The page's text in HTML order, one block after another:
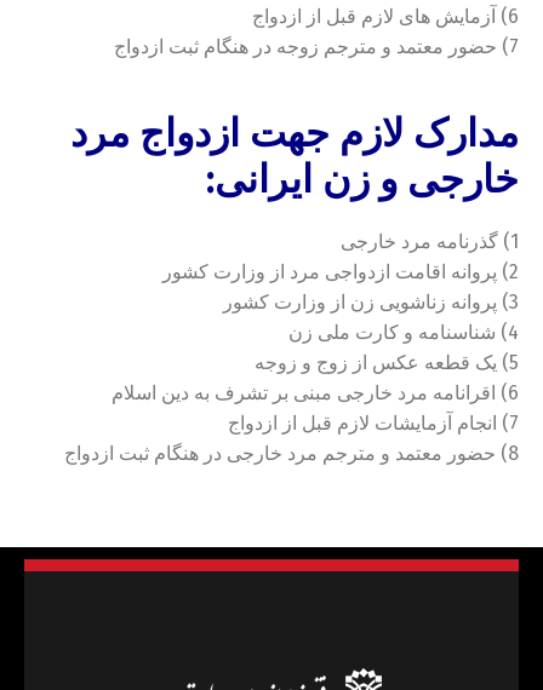
6) آزمایش های لازم قبل از ازدواج
7) حضور معتمد و مترجم زوجه در هنگام ثبت ازدواج
مدارک لازم جهت ازدواج مرد
خارجی و زن ایرانی:
1) گذرنامه مرد خارجی
2) پروانه اقامت ازدواجی مرد از وزارت کشور
3) پروانه زناشویی زن از وزارت کشور
4) شناسنامه و کارت ملی زن
5) یک قطعه عکس از زوج و زوجه
6) اقرانامه مرد خارجی مبنی بر تشرف به دین اسلام
7) انجام آزمایشات لازم قبل از ازدواج
8) حضور معتمد و مترجم مرد خارجی در هنگام ثبت ازدواج